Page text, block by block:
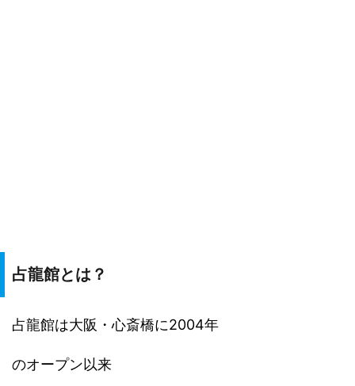
占龍館とは？
占龍館は大阪・心斎橋に2004年
のオープン以来